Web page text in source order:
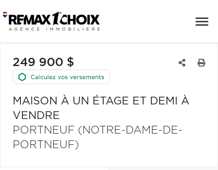
249 900 $
MAISON À UN ÉTAGE ET DEMI À
VENDRE
PORTNEUF (NOTRE-DAME-DE-
PORTNEUF)